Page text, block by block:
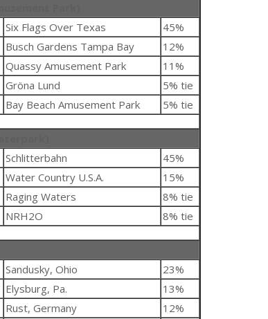
Six Flags Over Texas
45%
Busch Gardens Tampa Bay
12%
Quassy Amusement Park
11%
Gröna Lund
5% tie
Bay Beach Amusement Park 5% tie
Schlitterbahn
45%
Water Country U.S.A.
15%
Raging Waters
8% tie
NRH2O 8% tie
Sandusky, Ohio
23%
Elysburg, Pa.
13%
Rust, Germany
12%